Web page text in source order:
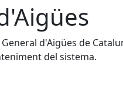
d'Aigües de
del sistema.